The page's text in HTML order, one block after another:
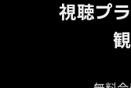
視聴プ